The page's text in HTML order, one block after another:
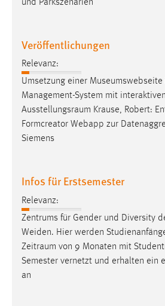
und Parkszenarien
Veröffentlichungen
Relevanz:
Umsetzung einer
Management-System mit
Ausstellungsraum Krause, Robert:
Formcreator Webapp zur
Siemens
Infos für Erstsemester
Relevanz:
Zentrums für Gender und Diversity
Weiden. Hier werden
Zeitraum von 9 Monaten mit
Semester vernetzt und erhalten ein
an